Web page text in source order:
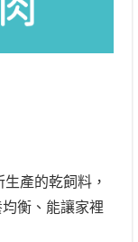
生產的乾飼料，
衡、能讓家裡